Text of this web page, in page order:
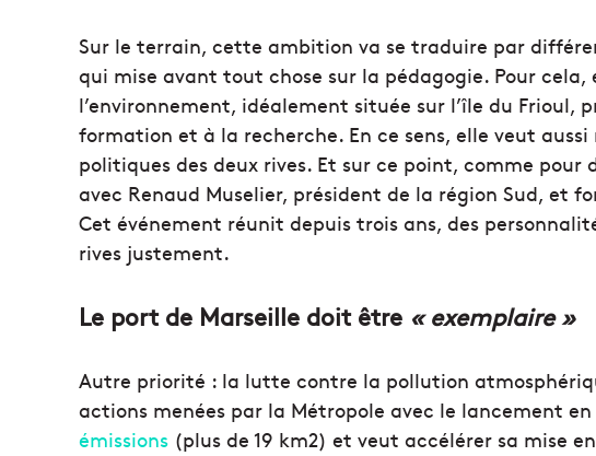
Sur le terrain, cette ambition va se traduire par
qui mise avant tout chose sur la pédagogie. Pour cela,
l’environnement, idéalement située sur l’île du Frioul,
formation et à la recherche. En ce sens, elle veut
politiques des deux rives. Et sur ce point, comme pour
avec Renaud Muselier, président de la région Sud, et
Cet événement réunit depuis trois ans, des
rives justement.
Le port de Marseille doit être « exemplaire »
Autre priorité : la lutte contre la pollution
actions menées par la Métropole avec le lancement
émissions (plus de 19 km2) et veut accélérer sa mise